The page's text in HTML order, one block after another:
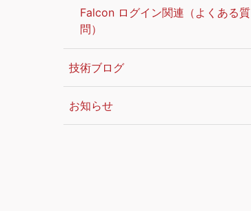
Falcon ログイン関連（よくある質
問）
技術ブログ
お知らせ